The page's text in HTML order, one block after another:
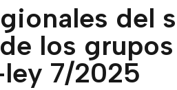
del
los
7/2025